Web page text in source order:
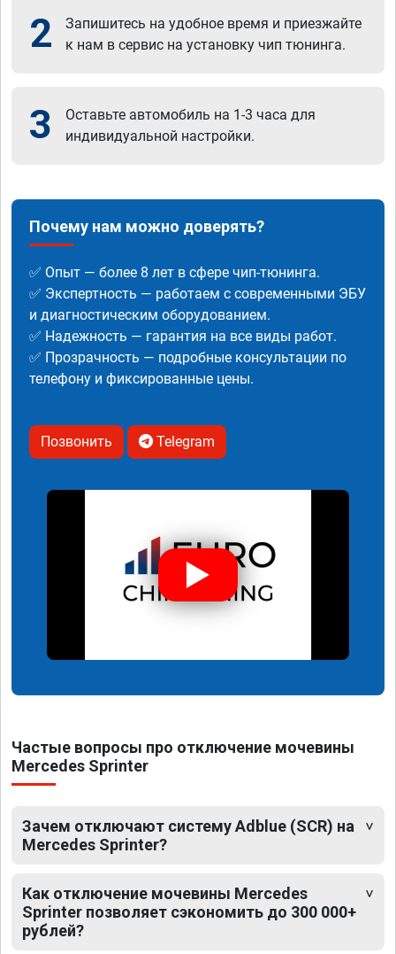
2
Запишитесь на удобное время и приезжайте
к нам в сервис на установку чип тюнинга.
3
Оставьте автомобиль на 1-3 часа для
индивидуальной настройки.
Почему нам можно доверять?
✅ Опыт — более 8 лет в сфере чип-тюнинга.
✅ Экспертность — работаем с современными ЭБУ
и диагностическим оборудованием.
✅ Надежность — гарантия на все виды работ.
✅ Прозрачность — подробные консультации по
телефону и фиксированные цены.
Позвонить Telegram
Частые вопросы про отключение мочевины
Mercedes Sprinter
Зачем отключают систему Adblue (SCR) на
Mercedes Sprinter?
Как отключение мочевины Mercedes
Sprinter позволяет сэкономить до 300 000+
рублей?